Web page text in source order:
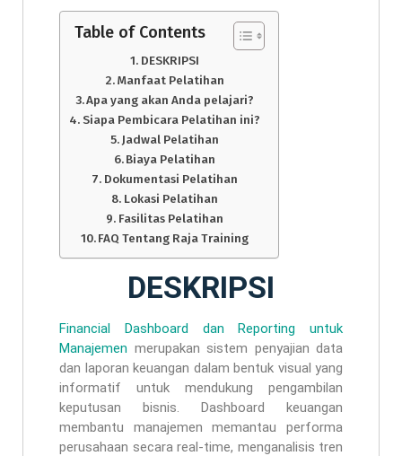
Table of Contents
DESKRIPSI
Manfaat Pelatihan
Apa yang akan Anda pelajari?
Siapa Pembicara Pelatihan ini?
Jadwal Pelatihan
Biaya Pelatihan
Dokumentasi Pelatihan
Lokasi Pelatihan
Fasilitas Pelatihan
FAQ Tentang Raja Training
DESKRIPSI
Financial Dashboard dan Reporting untuk
Manajemen merupakan sistem penyajian data
dan laporan keuangan dalam bentuk visual yang
informatif untuk mendukung pengambilan
keputusan bisnis. Dashboard keuangan
membantu manajemen memantau performa
perusahaan secara real-time, menganalisis tren